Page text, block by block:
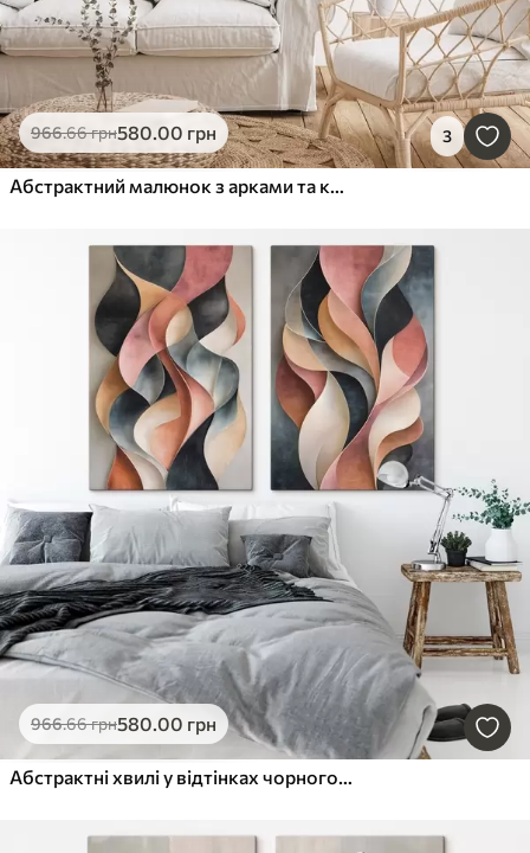
966.66грн580.00 грн 3
Абстрактний малюнок з арками та колами
966.66грн580.00 грн
Абстрактні хвилі у відтінках чорного та теракоти